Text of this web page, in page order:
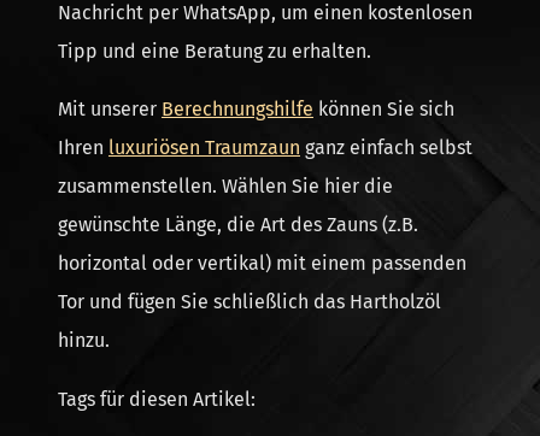
Nachricht per WhatsApp, um einen kostenlosen
Tipp und eine Beratung zu erhalten.
Mit unserer Berechnungshilfe können Sie sich
Ihren luxuriösen Traumzaun ganz einfach selbst
zusammenstellen. Wählen Sie hier die
gewünschte Länge, die Art des Zauns (z.B.
horizontal oder vertikal) mit einem passenden
Tor und fügen Sie schließlich das Hartholzöl
hinzu.
Tags für diesen Artikel: